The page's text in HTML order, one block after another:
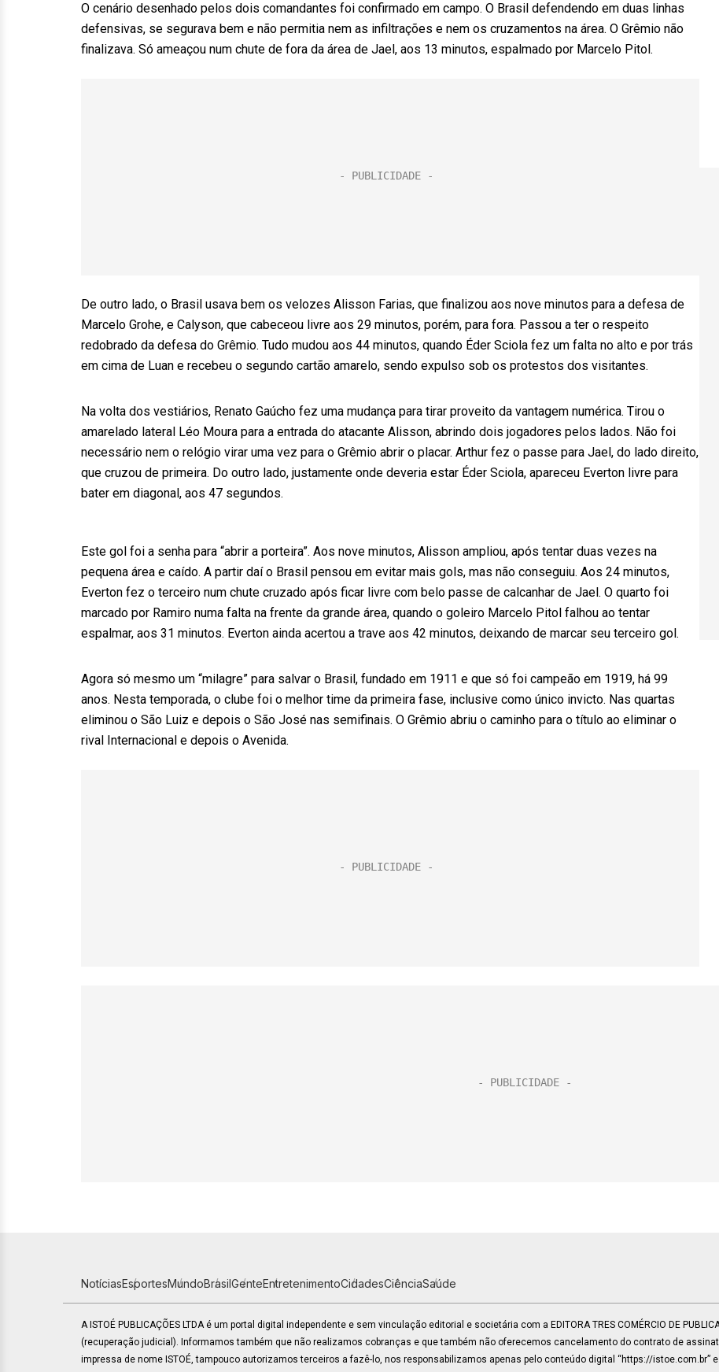
O cenário desenhado pelos dois comandantes foi confirmado em campo. O Brasil defendendo em duas linhas
defensivas, se segurava bem e não permitia nem as infiltrações e nem os cruzamentos na área. O Grêmio não
finalizava. Só ameaçou num chute de fora da área de Jael, aos 13 minutos, espalmado por Marcelo Pitol.
De outro lado, o Brasil usava bem os velozes Alisson Farias, que finalizou aos nove minutos para a defesa de
Marcelo Grohe, e Calyson, que cabeceou livre aos 29 minutos, porém, para fora. Passou a ter o respeito
redobrado da defesa do Grêmio. Tudo mudou aos 44 minutos, quando Éder Sciola fez um falta no alto e por trás
em cima de Luan e recebeu o segundo cartão amarelo, sendo expulso sob os protestos dos visitantes.
Na volta dos vestiários, Renato Gaúcho fez uma mudança para tirar proveito da vantagem numérica. Tirou o
amarelado lateral Léo Moura para a entrada do atacante Alisson, abrindo dois jogadores pelos lados. Não foi
necessário nem o relógio virar uma vez para o Grêmio abrir o placar. Arthur fez o passe para Jael, do lado direito,
que cruzou de primeira. Do outro lado, justamente onde deveria estar Éder Sciola, apareceu Everton livre para
bater em diagonal, aos 47 segundos.
Este gol foi a senha para “abrir a porteira”. Aos nove minutos, Alisson ampliou, após tentar duas vezes na
pequena área e caído. A partir daí o Brasil pensou em evitar mais gols, mas não conseguiu. Aos 24 minutos,
Everton fez o terceiro num chute cruzado após ficar livre com belo passe de calcanhar de Jael. O quarto foi
marcado por Ramiro numa falta na frente da grande área, quando o goleiro Marcelo Pitol falhou ao tentar
espalmar, aos 31 minutos. Everton ainda acertou a trave aos 42 minutos, deixando de marcar seu terceiro gol.
Agora só mesmo um “milagre” para salvar o Brasil, fundado em 1911 e que só foi campeão em 1919, há 99
anos. Nesta temporada, o clube foi o melhor time da primeira fase, inclusive como único invicto. Nas quartas
eliminou o São Luiz e depois o São José nas semifinais. O Grêmio abriu o caminho para o título ao eliminar o
rival Internacional e depois o Avenida.
NotíciasEsportesMundoBrasilGenteEntretenimentoCidadesCiênciaSaúde
A ISTOÉ PUBLICAÇÕES LTDA é um portal digital independente e sem vinculação editorial e societária com a EDITORA TRES COMÉRCIO DE
(recuperação judicial). Informamos também que não realizamos cobranças e que também não oferecemos cancelamento do contrato de
impressa de nome ISTOÉ, tampouco autorizamos terceiros a fazê-lo, nos responsabilizamos apenas pelo conteúdo digital “https://istoe.com.br”